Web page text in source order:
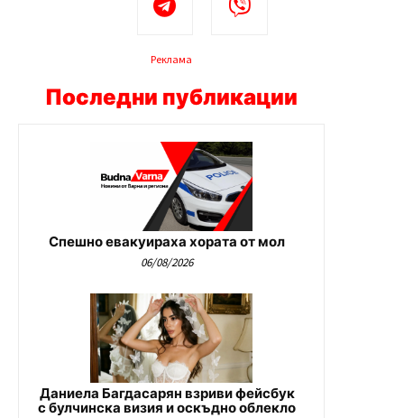
Реклама
Последни публикации
Спешно евакуираха хората от мол
06/08/2026
Даниела Багдасарян взриви фейсбук
с булчинска визия и оскъдно облекло